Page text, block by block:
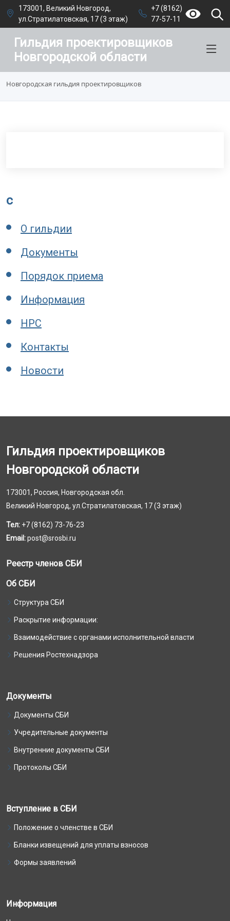
173001, Великий Новгород,
ул.Стратилатовская, 17 (3 этаж)
+7 (8162)
77-57-11
Гильдия проектировщиков
Новгородской области
Новгородская гильдия проектировщиков
c
О гильдии
Документы
Порядок приема
Информация
НРС
Контакты
Новости
Гильдия проектировщиков
Новгородской области
173001, Россия, Новгородская обл.
Великий Новгород, ул.Стратилатовская, 17 (3 этаж)
Тел: +7 (8162) 73-76-23
Email:post@srosbi.ru
Реестр членов СБИ
Об СБИ
Структура СБИ
Раскрытие информации:
Взаимодействие с органами исполнительной власти
Решения Ростехнадзора
Документы
Документы СБИ
Учредительные документы
Внутренние документы СБИ
Протоколы СБИ
Вступление в СБИ
Положение о членстве в СБИ
Бланки извещений для уплаты взносов
Формы заявлений
Информация